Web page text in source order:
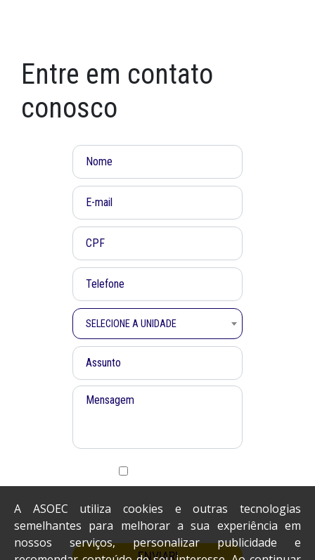
Entre em contato
conosco
SELECIONE A UNIDADE
Concordo em receber informações e
novidades via Whatsapp, SMS ou E-
mail.
ENVIAR!
A ASOEC utiliza cookies e outras tecnologias
semelhantes para melhorar a sua experiência em
nossos serviços, personalizar publicidade e